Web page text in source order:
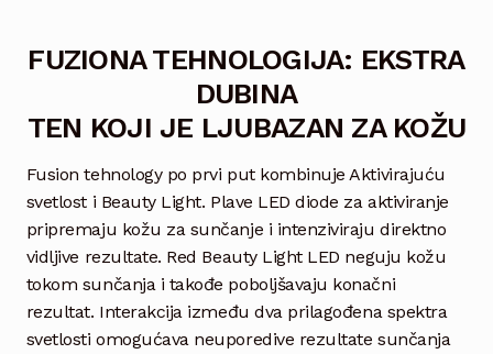
Kontakt
FUZIONA TEHNOLOGIJA: EKSTRA
DUBINA
TEN KOJI JE LJUBAZAN ZA KOŽU
Fusion tehnology po prvi put kombinuje Aktivirajuću
svetlost i Beauty Light. Plave LED diode za aktiviranje
pripremaju kožu za sunčanje i intenziviraju direktno
vidljive rezultate. Red Beauty Light LED neguju kožu
tokom sunčanja i takođe poboljšavaju konačni
rezultat. Interakcija između dva prilagođena spektra
svetlosti omogućava neuporedive rezultate sunčanja